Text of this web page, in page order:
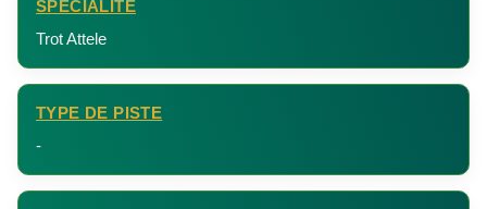
SPÉCIALITÉ
Trot Attele
TYPE DE PISTE
-